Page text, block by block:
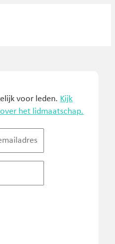
voor leden. Kijk
het lidmaatschap.